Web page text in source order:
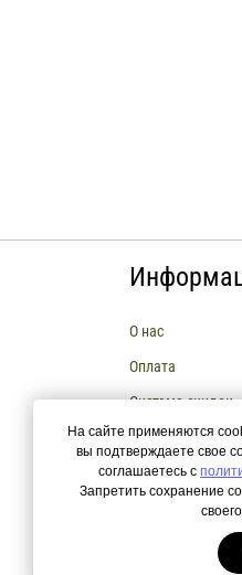
О нас
Оплата
Система скидок
Сборка мебели
Возврат и Обмен
РАССРОЧКА И
На сайте применяются
вы подтверждаете свое
соглашаетесь с
Запретить сохранение